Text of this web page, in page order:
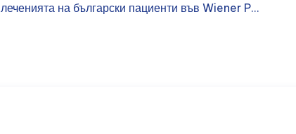
леченията на български пациенти във Wiener P...